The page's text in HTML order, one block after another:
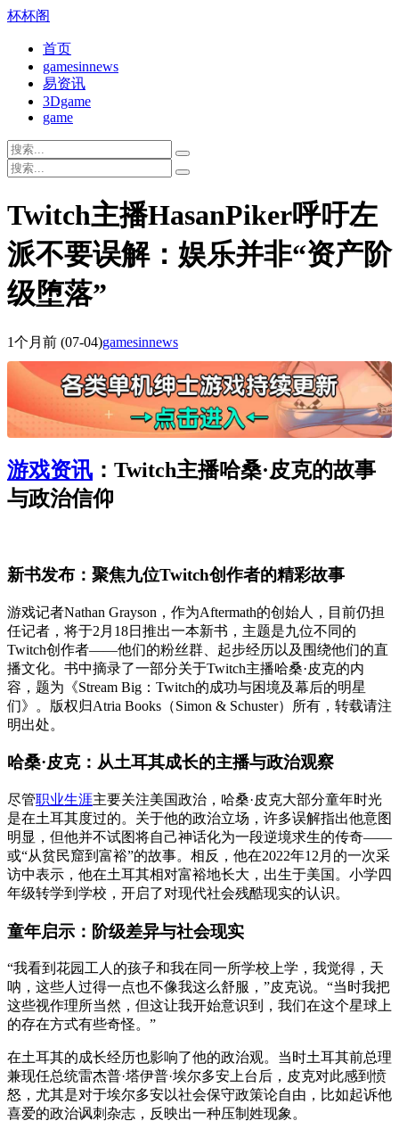
杯杯阁
首页
gamesinnews
易资讯
3Dgame
game
Twitch主播HasanPiker呼吁左
派不要误解：娱乐并非“资产阶
级堕落”
1个月前 (07-04)gamesinnews
游戏资讯 ：Twitch主播哈桑·皮克的故事
与政治信仰
新书发布：聚焦九位Twitch创作者的精彩故事
游戏记者Nathan Grayson，作为Aftermath的创始人，目前仍担
任记者，将于2月18日推出一本新书，主题是九位不同的
Twitch创作者——他们的粉丝群、起步经历以及围绕他们的直
播文化。书中摘录了一部分关于Twitch主播哈桑·皮克的内
容，题为《Stream Big：Twitch的成功与困境及幕后的明星
们》。版权归Atria Books（Simon & Schuster）所有，转载请注
明出处。
哈桑·皮克：从土耳其成长的主播与政治观察
尽管职业生涯主要关注美国政治，哈桑·皮克大部分童年时光
是在土耳其度过的。关于他的政治立场，许多误解指出他意图
明显，但他并不试图将自己神话化为一段逆境求生的传奇——
或“从贫民窟到富裕”的故事。相反，他在2022年12月的一次采
访中表示，他在土耳其相对富裕地长大，出生于美国。小学四
年级转学到学校，开启了对现代社会残酷现实的认识。
童年启示：阶级差异与社会现实
“我看到花园工人的孩子和我在同一所学校上学，我觉得，天
呐，这些人过得一点也不像我这么舒服，”皮克说。“当时我把
这些视作理所当然，但这让我开始意识到，我们在这个星球上
的存在方式有些奇怪。”
在土耳其的成长经历也影响了他的政治观。当时土耳其前总理
兼现任总统雷杰普·塔伊普·埃尔多安上台后，皮克对此感到愤
怒，尤其是对于埃尔多安以社会保守政策论自由，比如起诉他
喜爱的政治讽刺杂志，反映出一种压制姓现象。